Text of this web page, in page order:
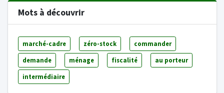
Mots à découvrir
marché-cadre zéro-stock commander
demande ménage fiscalité au porteur
intermédiaire